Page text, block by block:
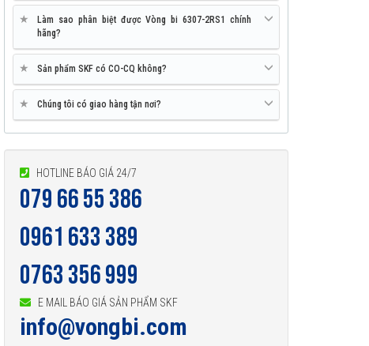
★
Làm sao phân biệt được Vòng bi 6307-2RS1 chính
hãng?
★ Sản phẩm SKF có CO-CQ không?
★ Chúng tôi có giao hàng tận nơi?
HOTLINE BÁO GIÁ 24/7
079 66 55 386
0961 633 389
0763 356 999
E MAIL BÁO GIÁ SẢN PHẨM SKF
info@vongbi.com